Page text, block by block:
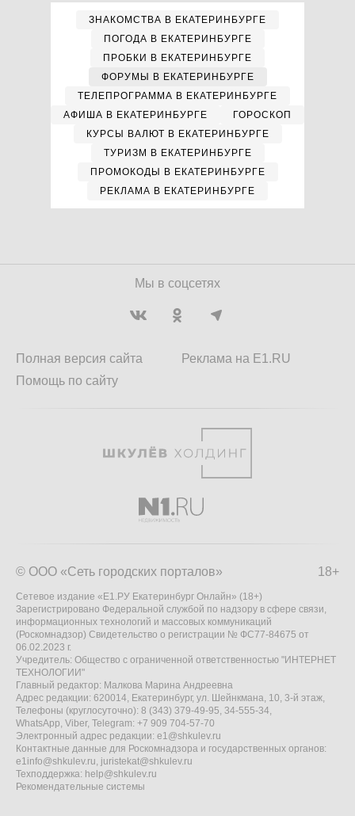
ЗНАКОМСТВА В ЕКАТЕРИНБУРГЕ
ПОГОДА В ЕКАТЕРИНБУРГЕ
ПРОБКИ В ЕКАТЕРИНБУРГЕ
ФОРУМЫ В ЕКАТЕРИНБУРГЕ
ТЕЛЕПРОГРАММА В ЕКАТЕРИНБУРГЕ
АФИША В ЕКАТЕРИНБУРГЕ
ГОРОСКОП
КУРСЫ ВАЛЮТ В ЕКАТЕРИНБУРГЕ
ТУРИЗМ В ЕКАТЕРИНБУРГЕ
ПРОМОКОДЫ В ЕКАТЕРИНБУРГЕ
РЕКЛАМА В ЕКАТЕРИНБУРГЕ
Мы в соцсетях
Полная версия сайта
Помощь по сайту
Реклама на E1.RU
18+
© ООО «Сеть городских порталов»
Сетевое издание «Е1.РУ Екатеринбург Онлайн» (18+)
Зарегистрировано Федеральной службой по надзору в сфере связи,
информационных технологий и массовых коммуникаций
(Роскомнадзор) Свидетельство о регистрации № ФС77-84675 от
06.02.2023 г.
Учредитель: Общество с ограниченной ответственностью "ИНТЕРНЕТ
ТЕХНОЛОГИИ"
Главный редактор: Малкова Марина Андреевна
Адрес редакции: 620014, Екатеринбург, ул. Шейнкмана, 10, 3-й этаж,
Телефоны (круглосуточно): 8 (343) 379-49-95, 34-555-34,
WhatsApp, Viber, Telegram: +7 909 704-57-70
Электронный адрес редакции: e1@shkulev.ru
Контактные данные для Роскомнадзора и государственных органов:
e1info@shkulev.ru, juristekat@shkulev.ru
Техподдержка: help@shkulev.ru
Рекомендательные системы